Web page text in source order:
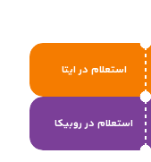
استعلام در ایتا
استعلام در روبیکا